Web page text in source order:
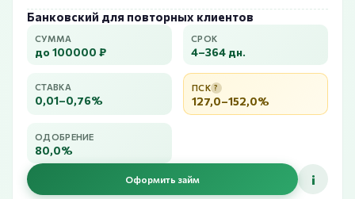
Банковский для повторных клиентов
СУММА
до 100000 ₽
СРОК
4–364 дн.
СТАВКА
0,01–0,76%
ПСК ?
127,0–152,0%
ОДОБРЕНИЕ
80,0%
Оформить займ i